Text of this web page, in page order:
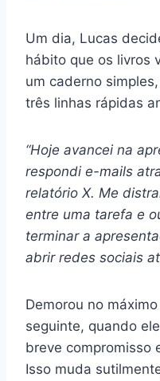
Um dia, Lucas
hábito que os livros
um caderno
três linhas rápidas
“Hoje avancei na
respondi e-mails
relatório X. Me
entre uma tarefa e
terminar a
abrir redes sociais
Demorou no
seguinte, quando
breve compromisso
Isso muda